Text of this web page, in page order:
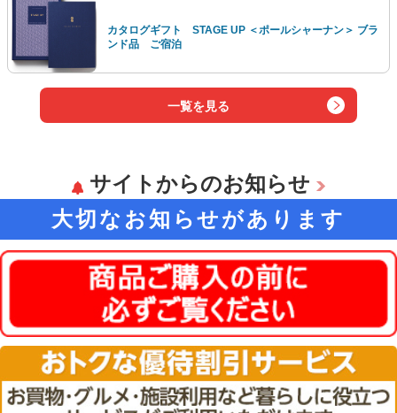
カタログギフト STAGE UP ＜ポールシャーナン＞ ブラ
ンド品 ご宿泊
一覧を見る
サイトからのお知らせ
大切なお知らせがあります